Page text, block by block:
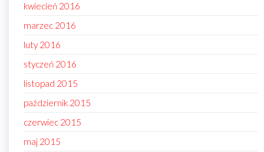
kwiecień 2016
marzec 2016
luty 2016
styczeń 2016
listopad 2015
październik 2015
czerwiec 2015
maj 2015